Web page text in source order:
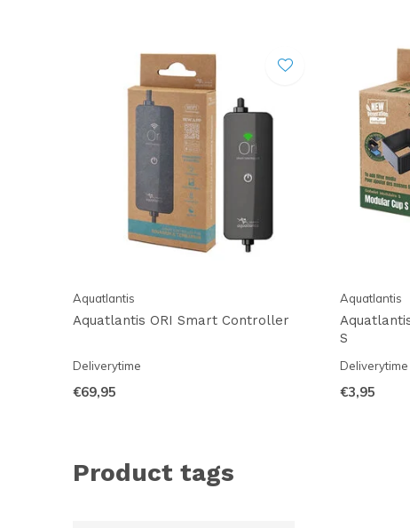
Aquatlantis
Aquatlantis ORI Smart Controller
Deliverytime
€69,95
Aquatlantis
S
Deliverytime
€3,95
Product tags